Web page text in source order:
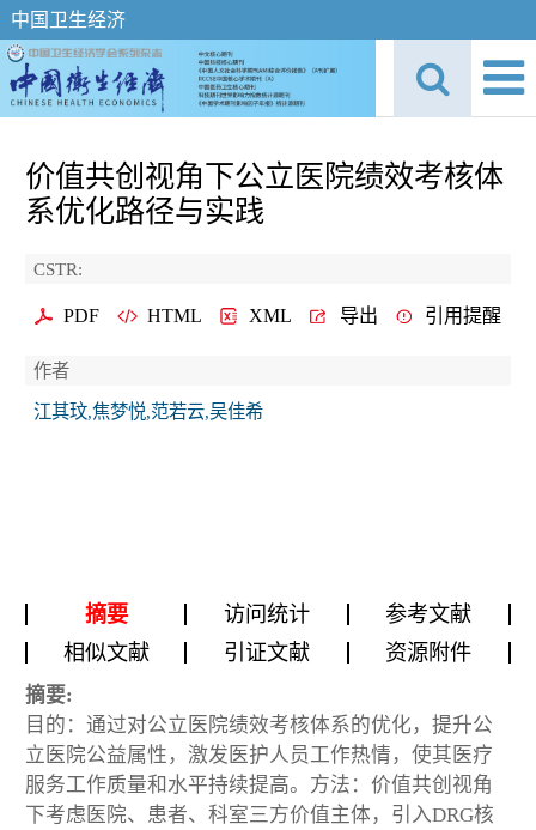
中国卫生经济
价值共创视角下公立医院绩效考核体
系优化路径与实践
CSTR:
PDF HTML XML 导出 引用提醒
作者
江其玟,焦梦悦,范若云,吴佳希
摘要 访问统计
参考文献
相似文献
引证文献 资源附件
摘要:
目的：通过对公立医院绩效考核体系的优化，提升公
立医院公益属性，激发医护人员工作热情，使其医疗
服务工作质量和水平持续提高。方法：价值共创视角
下考虑医院、患者、科室三方价值主体，引入DRG核